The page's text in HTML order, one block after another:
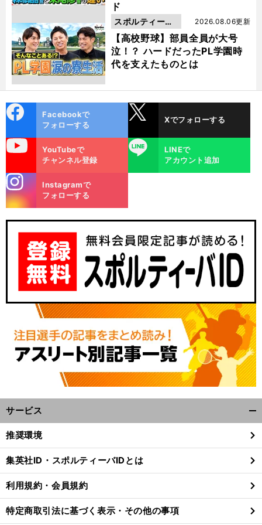
ド
【高校野球】部員全員が大号
泣！？ ハードだったPL学園時
代を支えたものとは
2026.08.06更新
スポルティーバ
動画
ok
Facebookで
フォローする
Xでフォローする
YouTubeで
チャンネル登録
LINE
LINEで
アカウント追加
m
Instagramで
フォローする
サービス
閉
る
推奨環境
集英社ID・スポルティーバIDとは
利用規約・会員規約
特定商取引法に基づく表示・その他の事項